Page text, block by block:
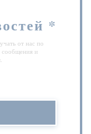
*
от нас по
сообщения и